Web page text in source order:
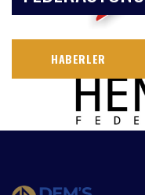
HABERLER